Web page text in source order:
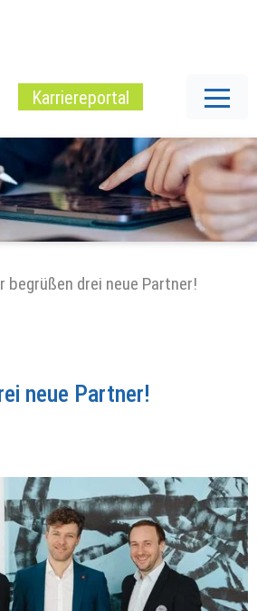
Karriereportal
begrüßen drei neue Partner!
neue Partner!